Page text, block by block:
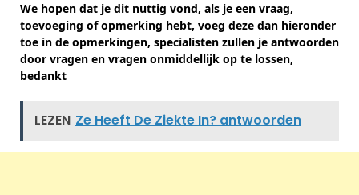
We hopen dat je dit nuttig vond, als je een vraag,
toevoeging of opmerking hebt, voeg deze dan hieronder
toe in de opmerkingen, specialisten zullen je antwoorden
door vragen en vragen onmiddellijk op te lossen,
bedankt
LEZEN Ze Heeft De Ziekte In? antwoorden